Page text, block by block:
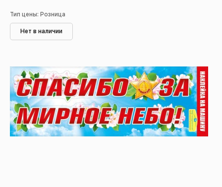
Тип цены: Розница
Нет в наличии